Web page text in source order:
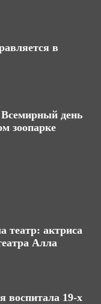
в
день
зоопарке
театр: актриса
Алла
воспитала 19-х